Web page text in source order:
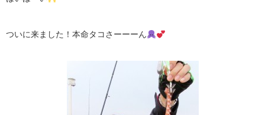
ついに来ました！本命タコさーーーん